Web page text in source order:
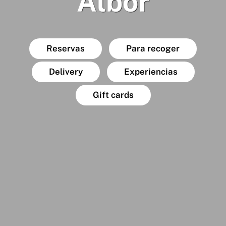
Reservas Para recoger
Delivery Experiencias
Gift cards